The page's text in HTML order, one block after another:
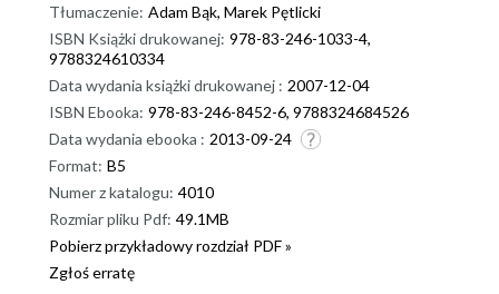
Tłumaczenie: Adam Bąk, Marek Pętlicki
ISBN Książki drukowanej: 978-83-246-1033-4,
9788324610334
Data wydania książki drukowanej : 2007-12-04
ISBN Ebooka: 978-83-246-8452-6, 9788324684526
Data wydania ebooka : 2013-09-24
Format: B5
Numer z katalogu: 4010
Rozmiar pliku Pdf: 49.1MB
Pobierz przykładowy rozdział PDF »
Zgłoś erratę